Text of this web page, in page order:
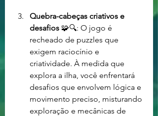
Quebra-cabeças criativos e
desafios 🧩🔍: O jogo é
recheado de puzzles que
exigem raciocínio e
criatividade. À medida que
explora a ilha, você enfrentará
desafios que envolvem lógica e
movimento preciso, misturando
exploração e mecânicas de